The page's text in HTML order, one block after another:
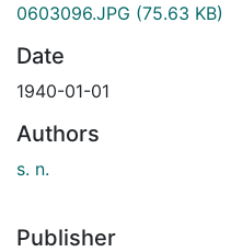
0603096.JPG (75.63 KB)
Date
1940-01-01
Authors
s. n.
Publisher